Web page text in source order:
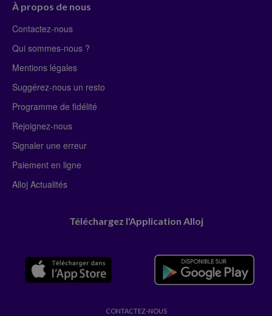
À propos de nous
Contactez-nous
Qui sommes-nous ?
Mentions légales
Suggérez-nous un resto
Programme de fidélité
Rejoignez-nous
Signaler une erreur
Paiement en ligne
Alloj Actualités
Téléchargez l'Application Alloj
CONTACTEZ-NOUS